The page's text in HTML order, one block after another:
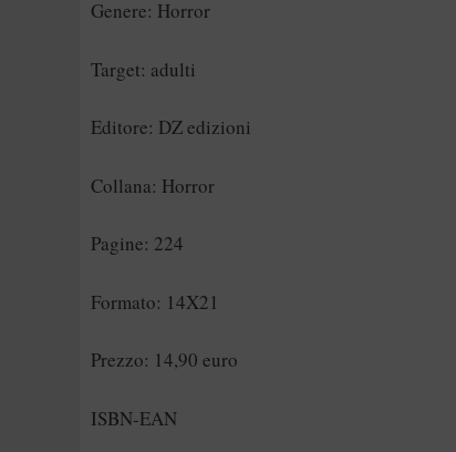
Genere: Horror
Target: adulti
Editore: DZ edizioni
Collana: Horror
Pagine: 224
Formato: 14X21
Prezzo: 14,90 euro
ISBN-EAN